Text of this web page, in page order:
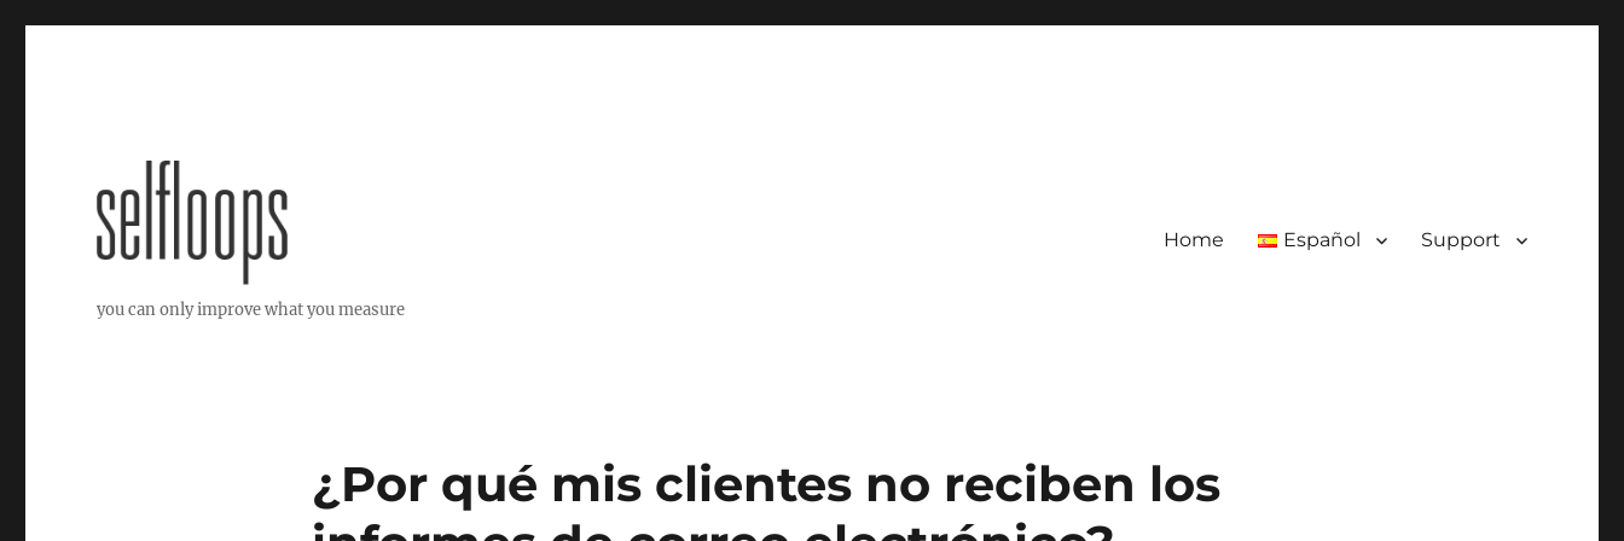
you can only improve what you measure
Home Español Support
¿Por qué mis clientes no reciben los